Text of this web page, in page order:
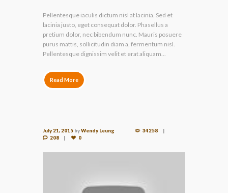
Pellentesque iaculis dictum nisl at lacinia. Sed et
lacinia justo, eget consequat dolor. Phasellus a
pretium dolor, nec bibendum nunc. Mauris posuere
purus mattis, sollicitudin diam a, fermentum nisl.
Pellentesque dignissim velit et erat aliquam...
Read More
July 21, 2015 byWendy Leung
34258
208
0